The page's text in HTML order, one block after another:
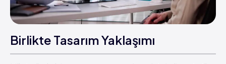
Birlikte Tasarım Yaklaşımı